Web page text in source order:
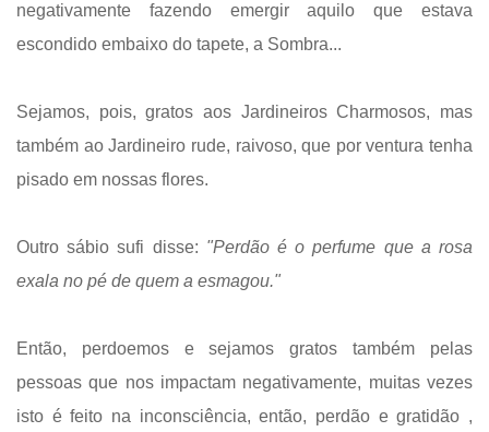
negativamente fazendo emergir aquilo que estava
escondido embaixo do tapete, a Sombra...
Sejamos, pois, gratos aos Jardineiros Charmosos, mas
também ao Jardineiro rude, raivoso, que por ventura tenha
pisado em nossas flores.
Outro sábio sufi disse: "Perdão é o perfume que a rosa
exala no pé de quem a esmagou."
Então, perdoemos e sejamos gratos também pelas
pessoas que nos impactam negativamente, muitas vezes
isto é feito na inconsciência, então, perdão e gratidão ,